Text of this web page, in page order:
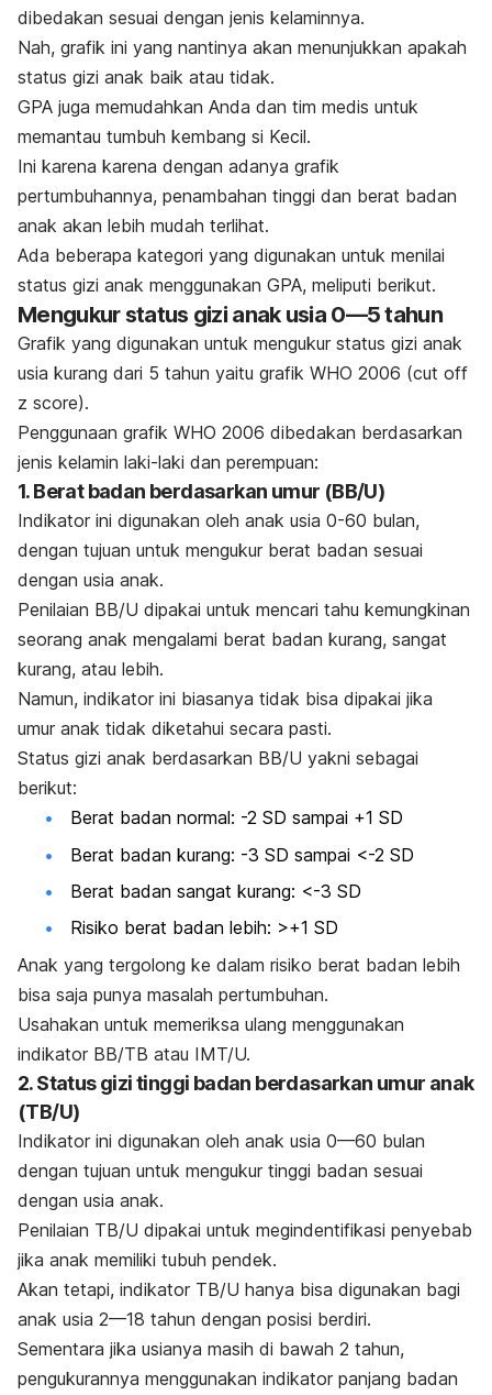
dibedakan sesuai dengan jenis kelaminnya.
Nah, grafik ini yang nantinya akan menunjukkan apakah
status gizi anak baik atau tidak.
GPA juga memudahkan Anda dan tim medis untuk
memantau tumbuh kembang si Kecil.
Ini karena karena dengan adanya grafik
pertumbuhannya, penambahan tinggi dan berat badan
anak akan lebih mudah terlihat.
Ada beberapa kategori yang digunakan untuk menilai
status gizi anak menggunakan GPA, meliputi berikut.
Mengukur status gizi anak usia 0—5 tahun
Grafik yang digunakan untuk mengukur status gizi anak
usia kurang dari 5 tahun yaitu grafik WHO 2006 (cut off
z score).
Penggunaan grafik WHO 2006 dibedakan berdasarkan
jenis kelamin laki-laki dan perempuan:
1. Berat badan berdasarkan umur (BB/U)
Indikator ini digunakan oleh anak usia 0-60 bulan,
dengan tujuan untuk mengukur berat badan sesuai
dengan usia anak.
Penilaian BB/U dipakai untuk mencari tahu kemungkinan
seorang anak mengalami berat badan kurang, sangat
kurang, atau lebih.
Namun, indikator ini biasanya tidak bisa dipakai jika
umur anak tidak diketahui secara pasti.
Status gizi anak berdasarkan BB/U yakni sebagai
berikut:
Berat badan normal: -2 SD sampai +1 SD
Berat badan kurang: -3 SD sampai <-2 SD
Berat badan sangat kurang: <-3 SD
Risiko berat badan lebih: >+1 SD
Anak yang tergolong ke dalam risiko berat badan lebih
bisa saja punya masalah pertumbuhan.
Usahakan untuk memeriksa ulang menggunakan
indikator BB/TB atau IMT/U.
2. Status gizi tinggi badan berdasarkan umur anak
(TB/U)
Indikator ini digunakan oleh anak usia 0—60 bulan
dengan tujuan untuk mengukur tinggi badan sesuai
dengan usia anak.
Penilaian TB/U dipakai untuk megindentifikasi penyebab
jika anak memiliki tubuh pendek.
Akan tetapi, indikator TB/U hanya bisa digunakan bagi
anak usia 2—18 tahun dengan posisi berdiri.
Sementara jika usianya masih di bawah 2 tahun,
pengukurannya menggunakan indikator panjang badan